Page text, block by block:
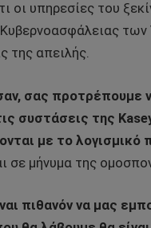
υπηρεσίες του
Κυβερνοασφάλειας
της απειλής.
σας προτρέπουμε
συστάσεις της
με το λογισμικό
σε μήνυμα της
πιθανόν να μας